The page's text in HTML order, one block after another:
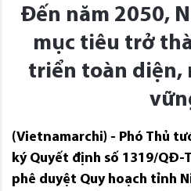
Đến năm 2050,
mục tiêu trở
triển toàn diện,
(Vietnamarchi) - Phó Thủ
ký Quyết định số 1319/QĐ-
phê duyệt Quy hoạch tỉnh